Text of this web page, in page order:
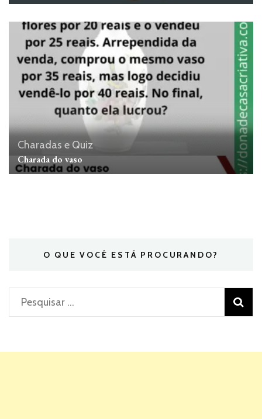
Charadas e Quiz
Charada do vaso
O QUE VOCÊ ESTÁ PROCURANDO?
Pesquisar
por: